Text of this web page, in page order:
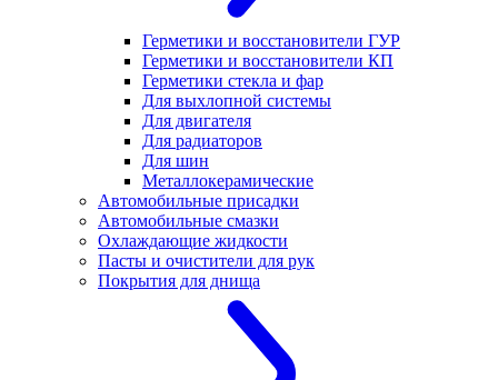
Герметики и восстановители ГУР
Герметики и восстановители КП
Герметики стекла и фар
Для выхлопной системы
Для двигателя
Для радиаторов
Для шин
Металлокерамические
Автомобильные присадки
Автомобильные смазки
Охлаждающие жидкости
Пасты и очистители для рук
Покрытия для днища